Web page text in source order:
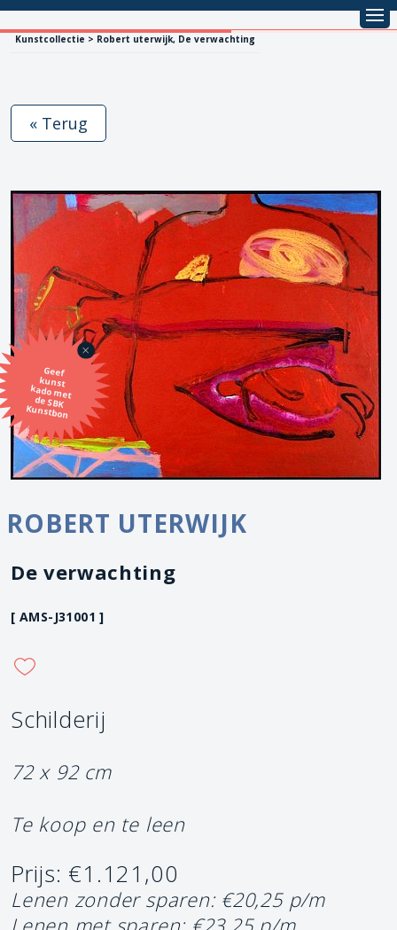
Kunstcollectie > Robert uterwijk, De verwachting
Geef
kunst
kado met
de SBK
Kunstbon
« Terug
ROBERT UTERWIJK
De verwachting
[ AMS-J31001 ]
Schilderij
72 x 92 cm
Te koop en te leen
Prijs: €1.121,00
Lenen zonder sparen: €20,25 p/m